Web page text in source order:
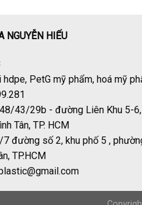
NGUYỄN HIẾU
hdpe, PetG mỹ phẩm, hoá mỹ
43/29b - đường Liên Khu 5-
Tân, TP. HCM
7 đường số 2, khu phố 5 ,
TP.HCM